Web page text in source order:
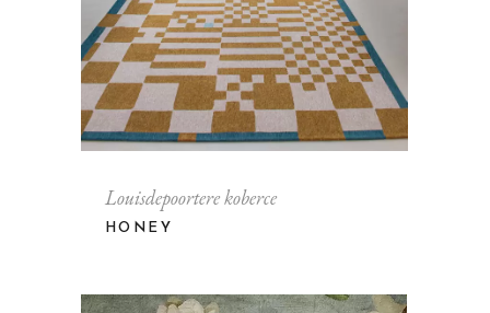
Louisdepoortere koberce
HONEY